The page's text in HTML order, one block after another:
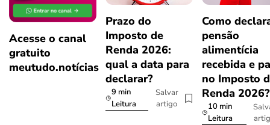
Acesse o canal
gratuito
meutudo.notícias
Prazo do
Imposto de
Renda 2026:
qual a data para
declarar?
9 min
Leitura
Salvar
artigo
Como
pensão
alimentícia
recebida e
no Imposto
Renda
10 min
Leitura